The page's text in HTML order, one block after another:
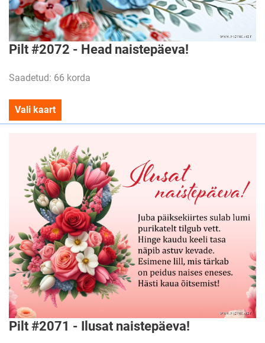
Pilt #2072 - Head naistepäeva!
Saadetud: 66 korda
Vali kaart
Pilt #2071 - Ilusat naistepäeva!